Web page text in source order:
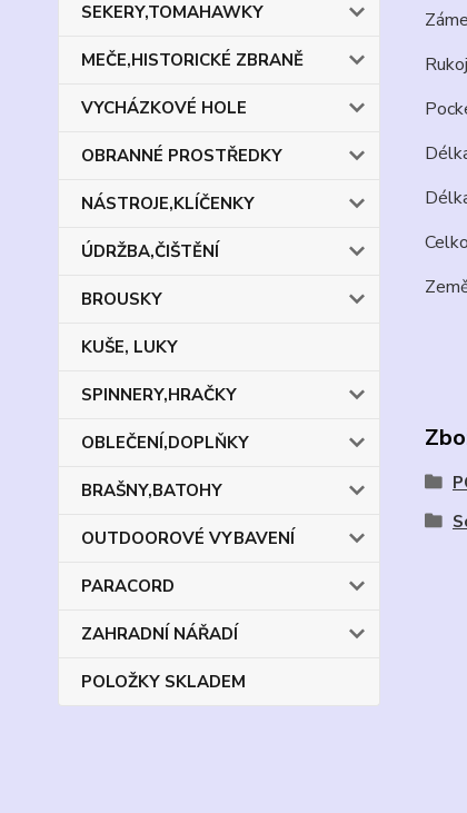
SEKERY,TOMAHAWKY
MEČE,HISTORICKÉ ZBRANĚ
VYCHÁZKOVÉ HOLE
OBRANNÉ PROSTŘEDKY
NÁSTROJE,KLÍČENKY
ÚDRŽBA,ČIŠTĚNÍ
BROUSKY
KUŠE, LUKY
SPINNERY,HRAČKY
OBLEČENÍ,DOPLŇKY
BRAŠNY,BATOHY
OUTDOOROVÉ VYBAVENÍ
PARACORD
ZAHRADNÍ NÁŘADÍ
POLOŽKY SKLADEM